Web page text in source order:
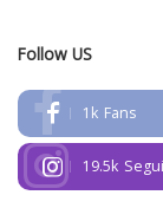
Follow US
1k Fans
19.5k